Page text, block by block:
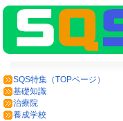
SQS特集（TOPページ）
基礎知識
治療院
養成学校